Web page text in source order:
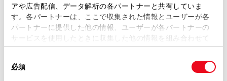
アや広告配信、データ解析の各パートナーと共有していま
す。各パートナーは、ここで収集された情報とユーザーが各
パートナーに提供した他の情報、ユーザーが各パートナーの
サービスを使用したときに収集した他の情報を組み合わせて
使用することがあります。当ウェブサイトの使用を続行する
必須
チャットでお問い合わせ
（長期連休などの当社指定日を除く）